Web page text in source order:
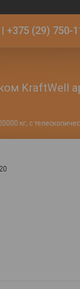
+375 (29) 750-
KraftWell